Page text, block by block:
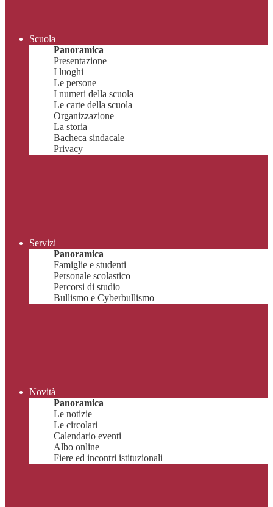
Scuola
Panoramica
Presentazione
I luoghi
Le persone
I numeri della scuola
Le carte della scuola
Organizzazione
La storia
Bacheca sindacale
Privacy
Servizi
Panoramica
Famiglie e studenti
Personale scolastico
Percorsi di studio
Bullismo e Cyberbullismo
Novità
Panoramica
Le notizie
Le circolari
Calendario eventi
Albo online
Fiere ed incontri istituzionali